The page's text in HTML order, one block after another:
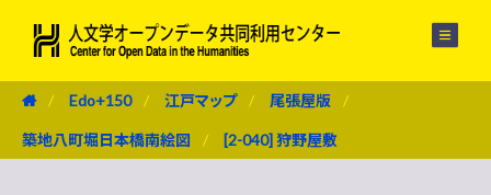
Edo+150 江戸マップ 尾張屋版
築地八町堀日本橋南絵図 [2-040] 狩野屋敷